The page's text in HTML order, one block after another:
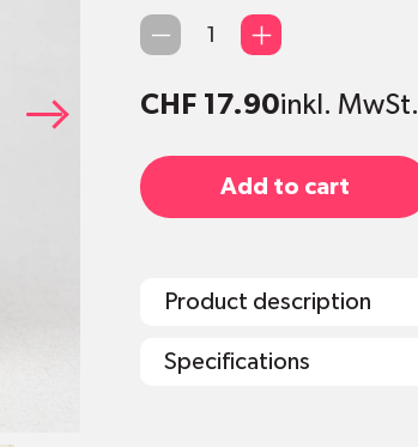
Qty
CHF 17.90inkl. MwSt.
Add to cart
Product description
Specifications